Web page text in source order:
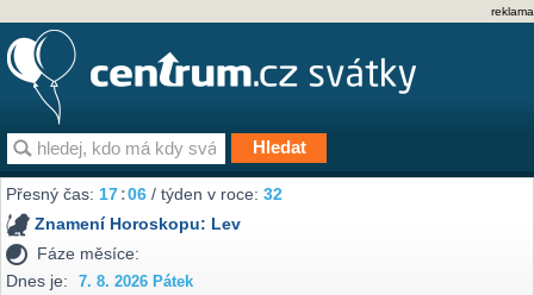
reklama
Přesný čas:17 06 / týden v roce:32
Znamení Horoskopu: Lev
Fáze měsíce:
Dnes je:
7. 8. 2026 Pátek